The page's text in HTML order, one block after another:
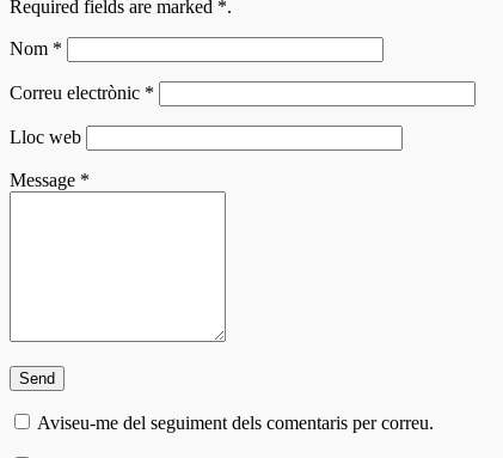
Required fields are marked *.
Nom *
Correu electrònic *
Lloc web
Message *
Aviseu-me del seguiment dels comentaris per correu.